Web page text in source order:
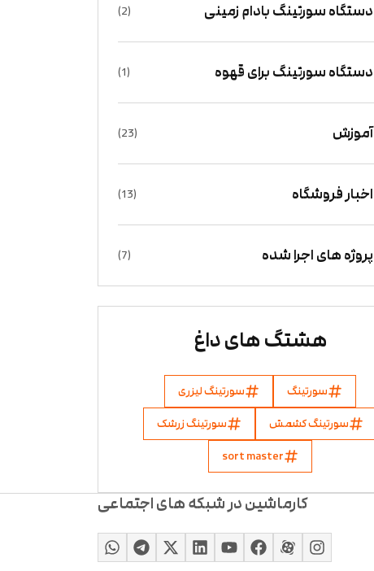
دستگاه سورتینگ بادام زمینی (2)
دستگاه سورتینگ برای قهوه (1)
آموزش (23)
اخبار فروشگاه (13)
پروژه های اجرا شده (7)
هشتگ های داغ
سورتینگ
سورتینگ لیزری
سورتینگ کشمش
سورتینگ زرشک
sort master
کارماشین در شبکه های اجتماعی